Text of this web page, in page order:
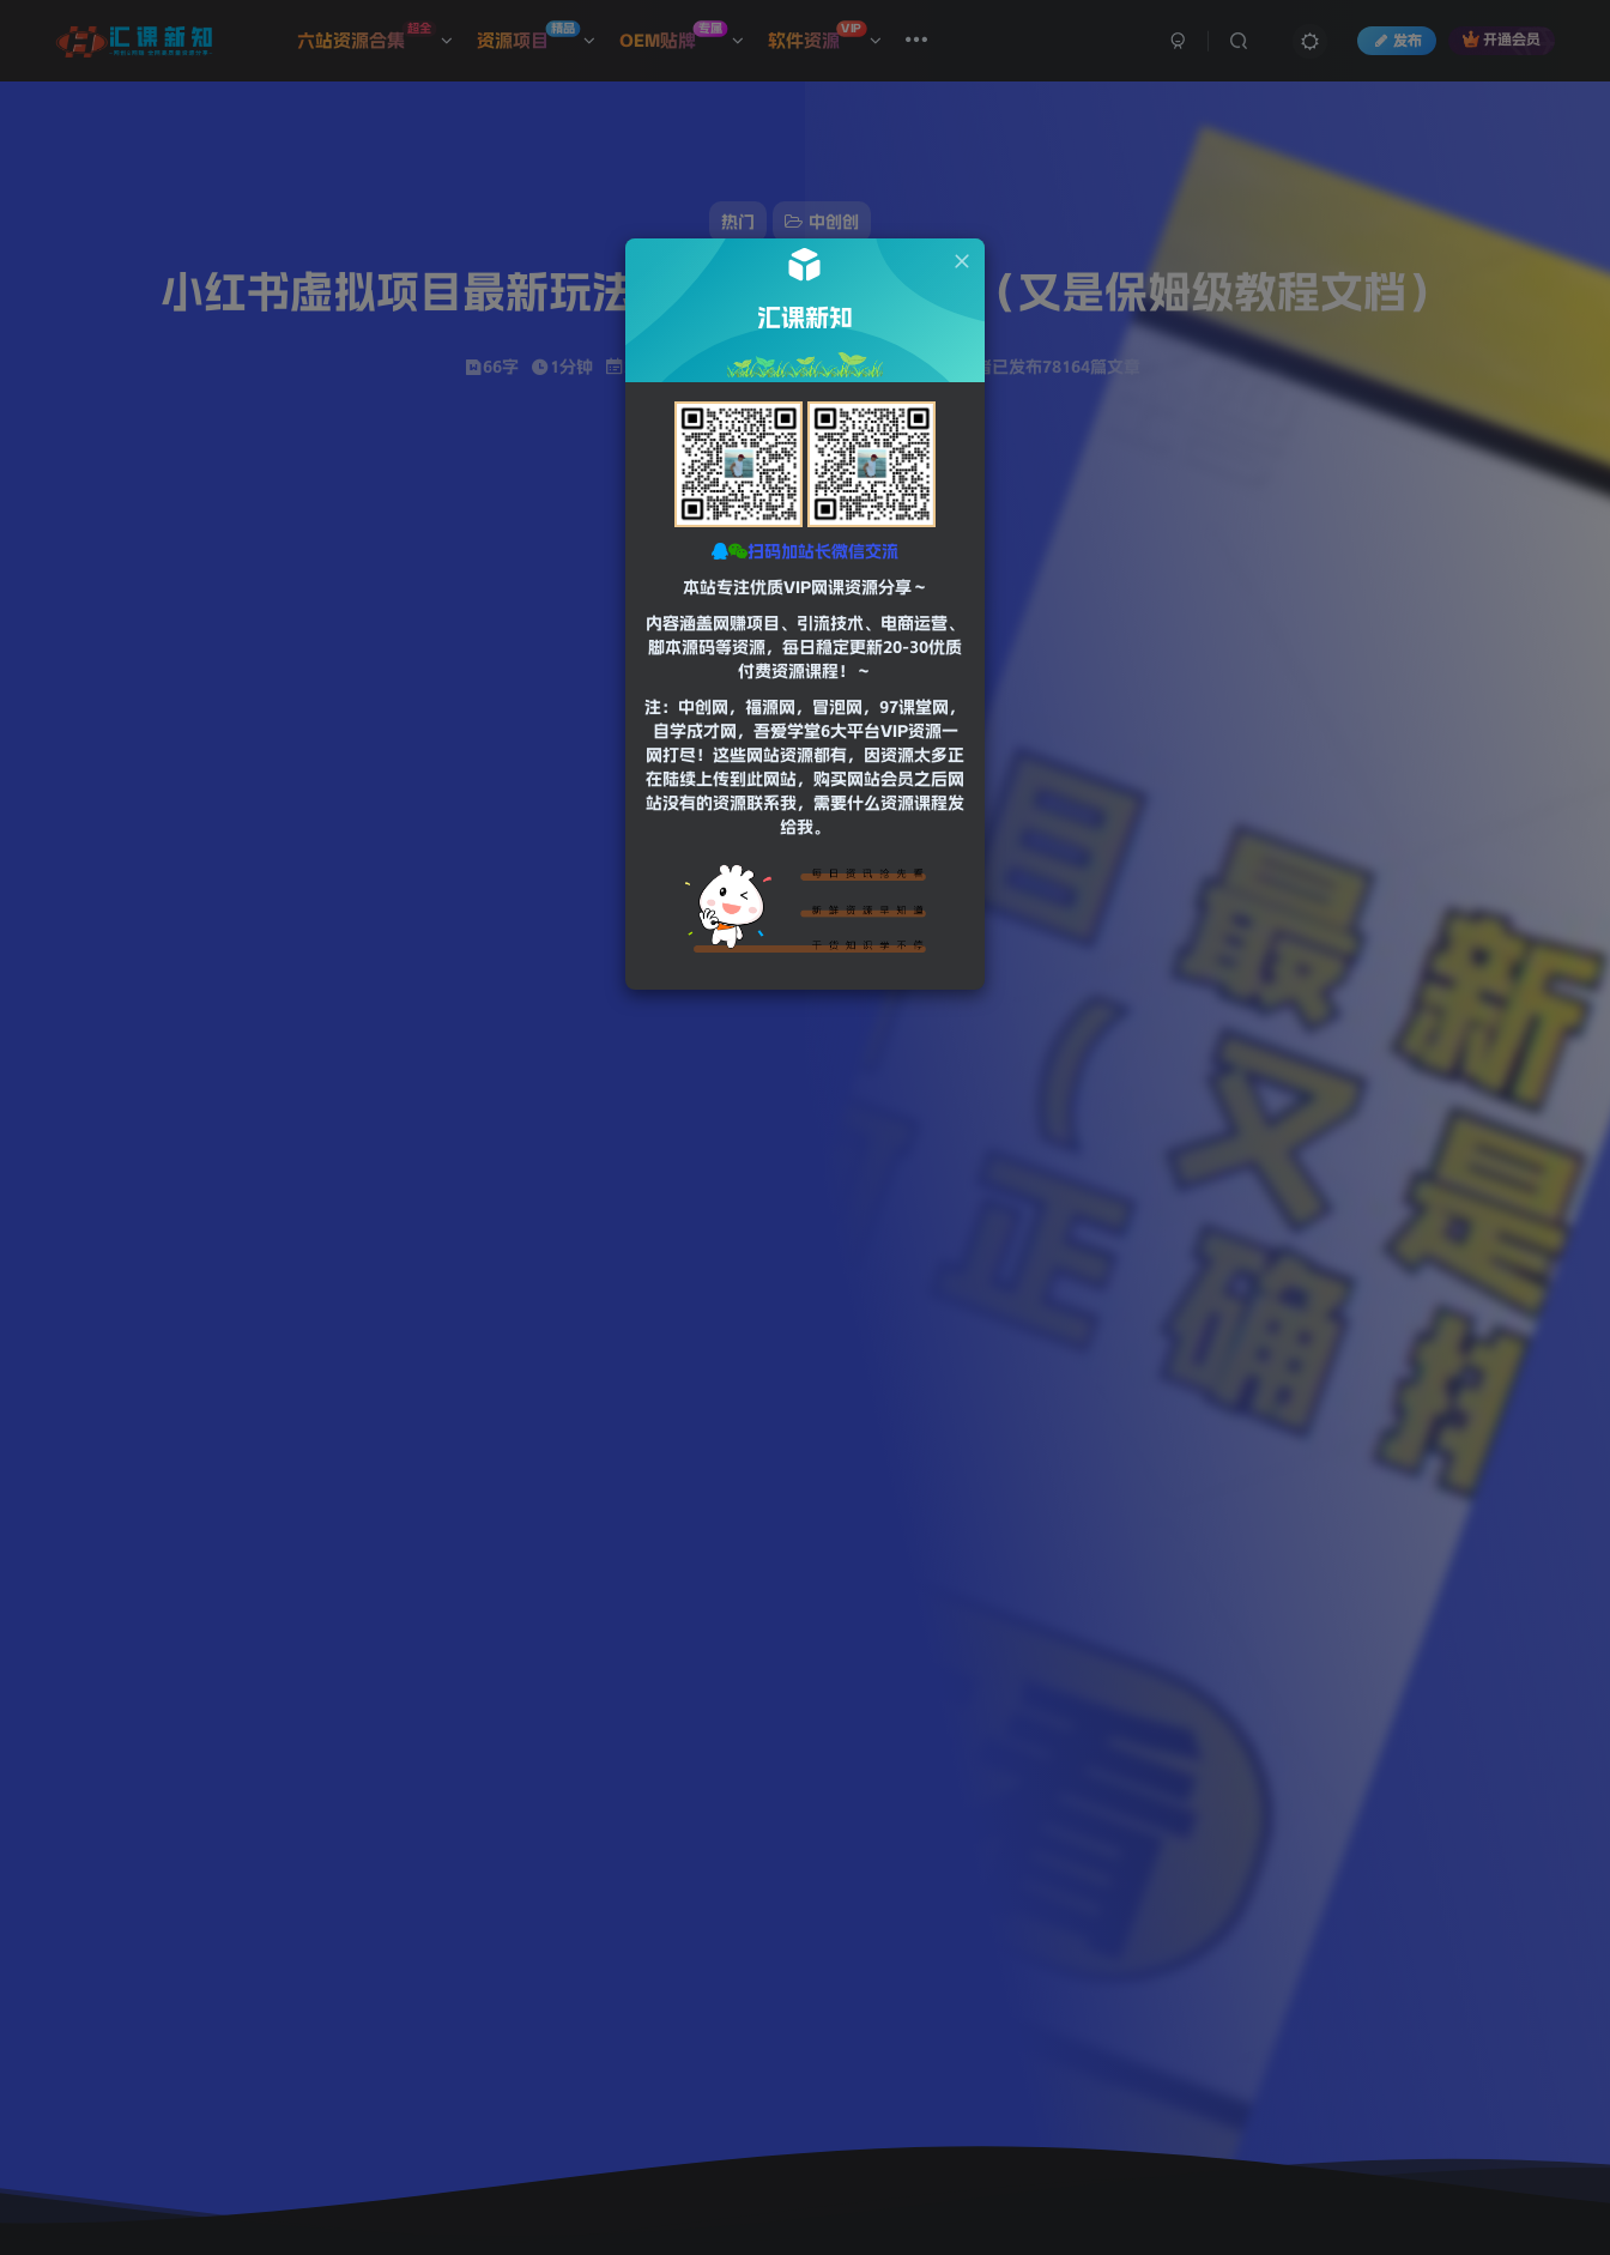
热门 中创创
小红书虚拟项目最新玩法，单天1000+纯利（又是保姆级教程文档）
66字 1分钟 站长发布 927 该作者已发布78164篇文章
六站资源合集
超全
资源项目
精品
OEM贴牌
专属
软件资源
VIP
发布 开通会员
汇课新知
扫码加站长微信交流
本站专注优质VIP网课资源分享～
内容涵盖网赚项目、引流技术、电商运营、
脚本源码等资源，每日稳定更新20-30优质
付费资源课程！～
注：中创网，福源网，冒泡网，97课堂网，
自学成才网，吾爱学堂6大平台VIP资源一
网打尽！这些网站资源都有，因资源太多正
在陆续上传到此网站，购买网站会员之后网
站没有的资源联系我，需要什么资源课程发
给我。